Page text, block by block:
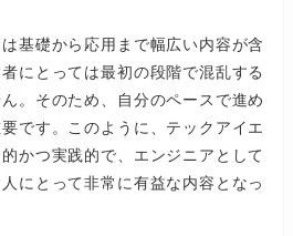
基礎から応用まで幅広い内容が含
にとっては最初の段階で混乱する
。そのため、自分のペースで進め
です。このように、テックアイエ
かつ実践的で、エンジニアとして
にとって非常に有益な内容となっ